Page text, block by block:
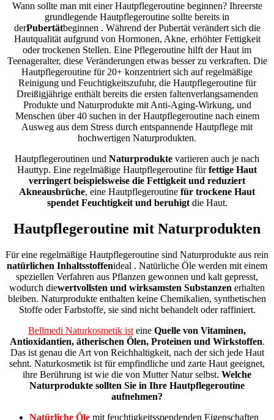
Wann sollte man mit einer Hautpflegeroutine beginnen? Ihreerste
grundlegende Hautpflegeroutine sollte bereits in
derPubertätbeginnen . Während der Pubertät verändert sich die
Hautqualität aufgrund von Hormonen, Akne, erhöhter Fettigkeit
oder trockenen Stellen. Eine Pflegeroutine hilft der Haut im
Teenageralter, diese Veränderungen etwas besser zu verkraften. Die
Hautpflegeroutine für 20+ konzentriert sich auf regelmäßige
Reinigung und Feuchtigkeitszufuhr, die Hautpflegeroutine für
Dreißigjährige enthält bereits die ersten faltenverlangsamenden
Produkte und Naturprodukte mit Anti-Aging-Wirkung, und
Menschen über 40 suchen in der Hautpflegeroutine nach einem
Ausweg aus dem Stress durch entspannende Hautpflege mit
hochwertigen Naturprodukten.
Hautpflegeroutinen und Naturprodukte variieren auch je nach
Hauttyp. Eine regelmäßige Hautpflegeroutine fürfettige Haut
verringert beispielsweise die Fettigkeit und reduziert
Akneausbrüche, eine Hautpflegeroutine für trockene Haut
spendet Feuchtigkeit und beruhigt die Haut.
Hautpflegeroutine mit Naturprodukten
Für eine regelmäßige Hautpflegeroutine sind Naturprodukte aus rein
natürlichen Inhaltsstoffenideal . Natürliche Öle werden mit einem
speziellen Verfahren aus Pflanzen gewonnen und kalt gepresst,
wodurch diewertvollsten und wirksamsten Substanzen erhalten
bleiben. Naturprodukte enthalten keine Chemikalien, synthetischen
Stoffe oder Farbstoffe, sie sind nicht behandelt oder raffiniert.
Bellmedi Naturkosmetik ist eine Quelle von Vitaminen,
Antioxidantien, ätherischen Ölen, Proteinen und Wirkstoffen.
Das ist genau die Art von Reichhaltigkeit, nach der sich jede Haut
sehnt. Naturkosmetik ist für empfindliche und zarte Haut geeignet,
ihre Berührung ist wie die von Mutter Natur selbst. Welche
Naturprodukte sollten Sie in Ihre Hautpflegeroutine
aufnehmen?
Natürliche Öle mit feuchtigkeitsspendenden Eigenschaften